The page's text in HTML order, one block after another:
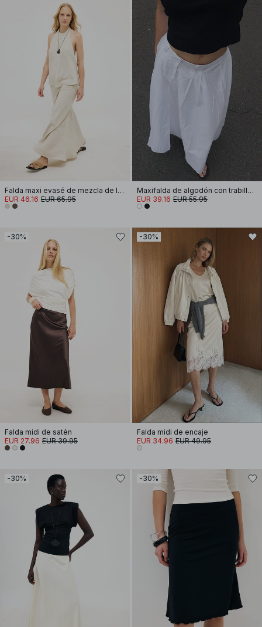
Falda maxi evasé de mezcla de lino y lyocell
EUR 46.16 EUR 65.95
Maxifalda de algodón con trabillas para cinturón
EUR 39.16 EUR 55.95
-30%
Falda midi de satén
EUR 27.96 EUR 39.95
-30%
Falda midi de encaje
EUR 34.96 EUR 49.95
-30% -30%